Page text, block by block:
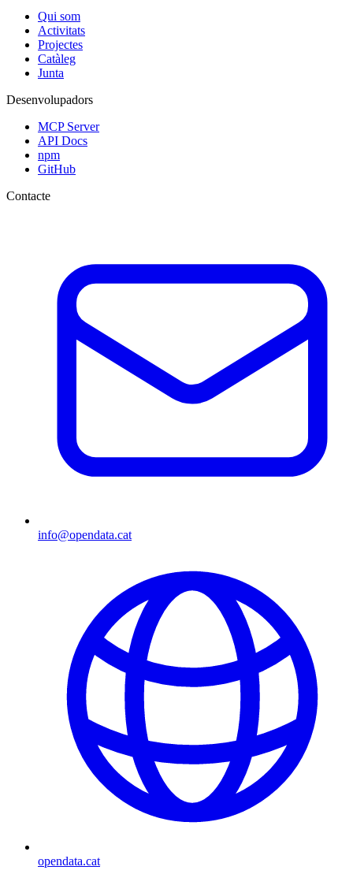
Qui som
Activitats
Projectes
Catàleg
Junta
Desenvolupadors
MCP Server
API Docs
npm
GitHub
Contacte
info@opendata.cat
opendata.cat